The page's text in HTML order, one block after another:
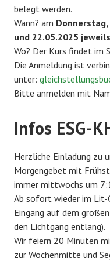
belegt werden.
Wann? am Donnerstag,
und 22.05.2025
Wo? Der Kurs findet im
Die Anmeldung ist
unter:
Bitte anmelden mit
Infos ESG-
Herzliche Einladung zu
Morgengebet mit
immer mittwochs um
Ab sofort wieder im Lit-
Eingang auf dem
den Lichtgang entlang).
Wir feiern 20 Minuten
zur Wochenmitte und